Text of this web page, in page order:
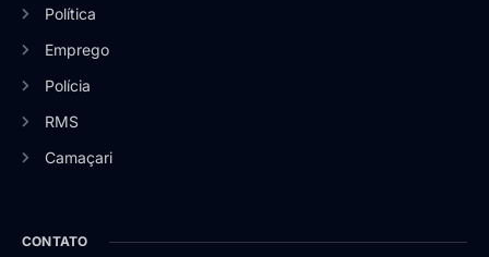
Política
Emprego
Polícia
RMS
Camaçari
CONTATO